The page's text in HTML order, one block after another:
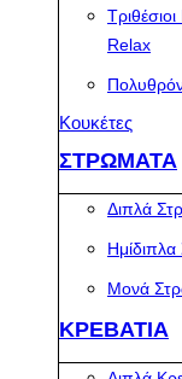
Relax
Κουκέτες
ΣΤΡΩΜΑΤΑ
Διπλά
Μονά
ΚΡΕΒΑΤΙΑ